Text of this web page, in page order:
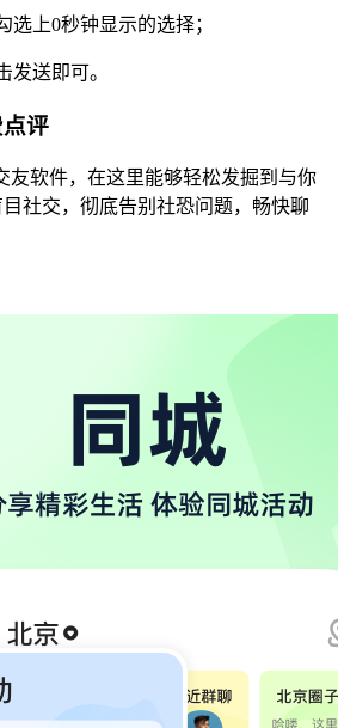
选上0秒钟显示的选择；
发送即可。
评
友软件，在这里能够轻松发掘到与你
社交，彻底告别社恐问题，畅快聊